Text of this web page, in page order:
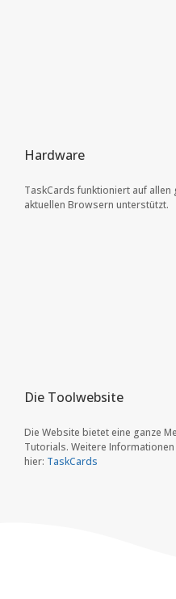
Hardware
TaskCards funktioniert auf
aktuellen Browsern unterstützt.
Die Toolwebsite
Die Website bietet eine ganze
Tutorials. Weitere
hier: TaskCards